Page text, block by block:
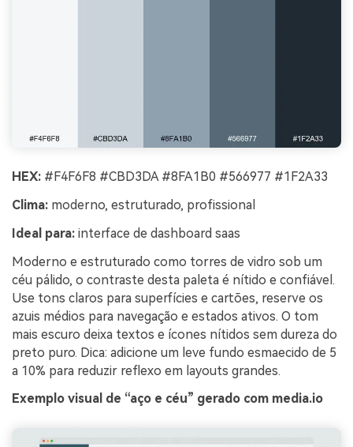
HEX: #F4F6F8 #CBD3DA #8FA1B0 #566977 #1F2A33
Clima: moderno, estruturado, profissional
Ideal para: interface de dashboard saas
Moderno e estruturado como torres de vidro sob um
céu pálido, o contraste desta paleta é nítido e confiável.
Use tons claros para superfícies e cartões, reserve os
azuis médios para navegação e estados ativos. O tom
mais escuro deixa textos e ícones nítidos sem dureza do
preto puro. Dica: adicione um leve fundo esmaecido de 5
a 10% para reduzir reflexo em layouts grandes.
Exemplo visual de “aço e céu” gerado com media.io